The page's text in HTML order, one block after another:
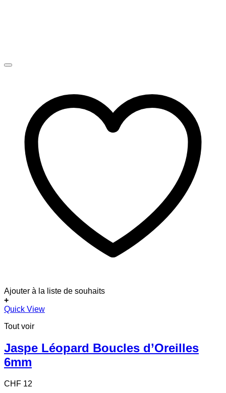
Ajouter à la liste de souhaits
+
Quick View
Tout voir
Jaspe Léopard Boucles d’Oreilles
6mm
CHF 12